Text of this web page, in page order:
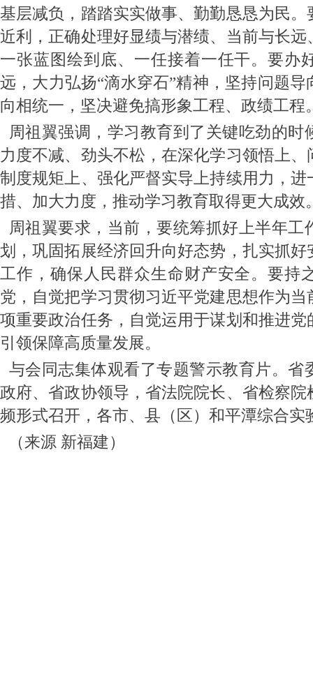
基层减负，踏踏实实做事、勤勤恳恳为民
近利，正确处理好显绩与潜绩、当前与长
一张蓝图绘到底、一任接着一任干。要办
远，大力弘扬“滴水穿石”精神，坚持问题
向相统一，坚决避免搞形象工程、政绩工程
周祖翼强调，学习教育到了关键吃劲的时
力度不减、劲头不松，在深化学习领悟上
制度规矩上、强化严督实导上持续用力，
措、加大力度，推动学习教育取得更大成效
周祖翼要求，当前，要统筹抓好上半年工
划，巩固拓展经济回升向好态势，扎实抓
工作，确保人民群众生命财产安全。要持
党，自觉把学习贯彻习近平党建思想作为
项重要政治任务，自觉运用于谋划和推进
引领保障高质量发展。
与会同志集体观看了专题警示教育片。省
政府、省政协领导，省法院院长、省检察
频形式召开，各市、县（区）和平潭综合实
（来源 新福建）